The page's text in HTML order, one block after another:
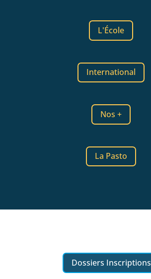
L'École
International
Nos +
La Pasto
Dossiers Inscriptions